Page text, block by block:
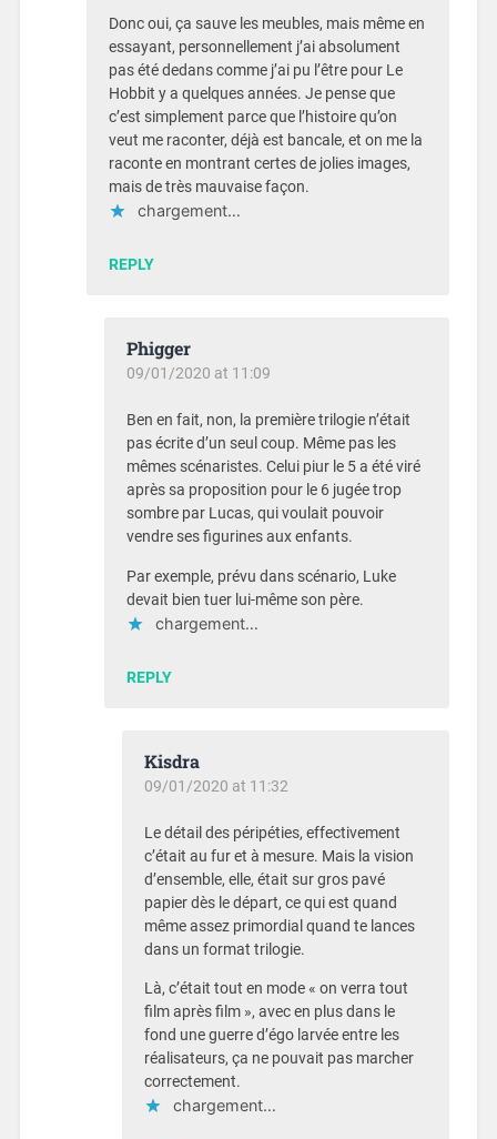
Donc oui, ça sauve les meubles, mais même en
essayant, personnellement j’ai absolument
pas été dedans comme j’ai pu l’être pour Le
Hobbit y a quelques années. Je pense que
c’est simplement parce que l’histoire qu’on
veut me raconter, déjà est bancale, et on me la
raconte en montrant certes de jolies images,
mais de très mauvaise façon.
chargement…
REPLY
Phigger
09/01/2020 at 11:09
Ben en fait, non, la première trilogie n’était
pas écrite d’un seul coup. Même pas les
mêmes scénaristes. Celui piur le 5 a été viré
après sa proposition pour le 6 jugée trop
sombre par Lucas, qui voulait pouvoir
vendre ses figurines aux enfants.
Par exemple, prévu dans scénario, Luke
devait bien tuer lui-même son père.
chargement…
REPLY
Kisdra
09/01/2020 at 11:32
Le détail des péripéties, effectivement
c’était au fur et à mesure. Mais la vision
d’ensemble, elle, était sur gros pavé
papier dès le départ, ce qui est quand
même assez primordial quand te lances
dans un format trilogie.
Là, c’était tout en mode « on verra tout
film après film », avec en plus dans le
fond une guerre d’égo larvée entre les
réalisateurs, ça ne pouvait pas marcher
correctement.
chargement…